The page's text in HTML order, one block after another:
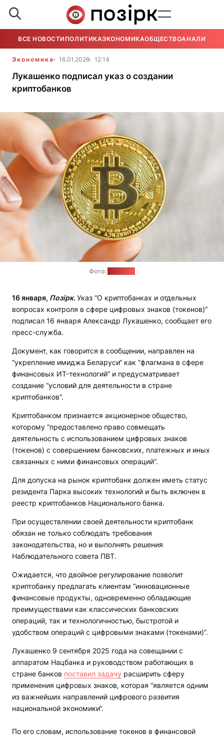
ВСЕ НОВОСТИ ПОЛИТИКАЭКОНОМИКАОБЩЕСТВОАНАЛИТИКА
Экономика 16.01.2026 12:14
Лукашенко подписал указ о создании
криптобанков
Фото:
16 января, Позірк.Указ “О криптобанках и отдельных
вопросах контроля в сфере цифровых знаков (токенов)“
подписал 16 января Александр Лукашенко, сообщает его
пресс-служба.
Документ, как говорится в сообщении, направлен на
“укрепление имиджа Беларуси“ как “флагмана в сфере
финансовых ИT-технологий” и предусматривает
создание “условий для деятельности в стране
криптобанков”.
Криптобанком признается акционерное общество,
которому “предоставлено право совмещать
деятельность с использованием цифровых знаков
(токенов) с совершением банковских, платежных и иных
связанных с ними финансовых операций”.
Для допуска на рынок криптобанк должен иметь статус
резидента Парка высоких технологий и быть включен в
реестр криптобанков Национального банка.
При осуществлении своей деятельности криптобанк
обязан не только соблюдать требования
законодательства, но и выполнять решения
Наблюдательного совета ПВТ.
Ожидается, что двойное регулирование позволит
криптобанку предлагать клиентам “инновационные
финансовые продукты, одновременно обладающие
преимуществами как классических банковских
операций, так и технологичностью, быстротой и
удобством операций с цифровыми знаками (токенами)”.
Лукашенко 9 сентября 2025 года на совещании с
аппаратом Нацбанка и руководством работающих в
стране банков поставил задачу расширить сферу
применения цифровых знаков, которая “является одним
из важнейших направлений цифрового развития
национальной экономики“.
По его словам, использование токенов в финансовой